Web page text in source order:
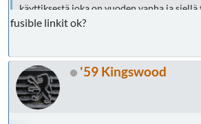
käyttiksestä joka on vuoden vanha ja
moiitteetta. Ei auta. Onko hyviä ideoita
monimutkaiset sähköt. Keksi just hyvän
fusible linkit ok?
'59 Kingswood